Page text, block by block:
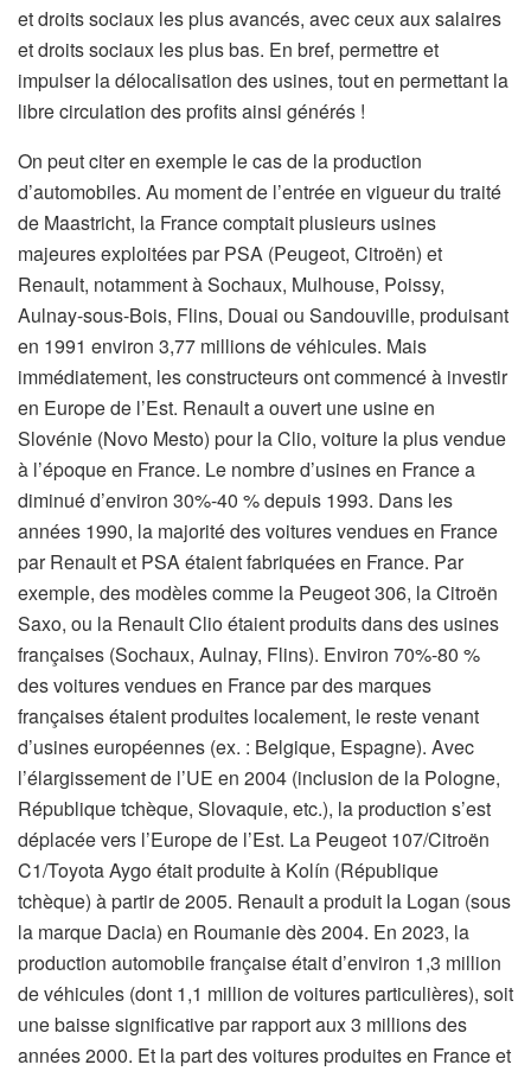
et droits sociaux les plus avancés, avec ceux aux salaires
et droits sociaux les plus bas. En bref, permettre et
impulser la délocalisation des usines, tout en permettant la
libre circulation des profits ainsi générés !
On peut citer en exemple le cas de la production
d’automobiles. Au moment de l’entrée en vigueur du traité
de Maastricht, la France comptait plusieurs usines
majeures exploitées par PSA (Peugeot, Citroën) et
Renault, notamment à Sochaux, Mulhouse, Poissy,
Aulnay-sous-Bois, Flins, Douai ou Sandouville, produisant
en 1991 environ 3,77 millions de véhicules. Mais
immédiatement, les constructeurs ont commencé à investir
en Europe de l’Est. Renault a ouvert une usine en
Slovénie (Novo Mesto) pour la Clio, voiture la plus vendue
à l’époque en France. Le nombre d’usines en France a
diminué d’environ 30%-40 % depuis 1993. Dans les
années 1990, la majorité des voitures vendues en France
par Renault et PSA étaient fabriquées en France. Par
exemple, des modèles comme la Peugeot 306, la Citroën
Saxo, ou la Renault Clio étaient produits dans des usines
françaises (Sochaux, Aulnay, Flins). Environ 70%-80 %
des voitures vendues en France par des marques
françaises étaient produites localement, le reste venant
d’usines européennes (ex. : Belgique, Espagne). Avec
l’élargissement de l’UE en 2004 (inclusion de la Pologne,
République tchèque, Slovaquie, etc.), la production s’est
déplacée vers l’Europe de l’Est. La Peugeot 107/Citroën
C1/Toyota Aygo était produite à Kolín (République
tchèque) à partir de 2005. Renault a produit la Logan (sous
la marque Dacia) en Roumanie dès 2004. En 2023, la
production automobile française était d’environ 1,3 million
de véhicules (dont 1,1 million de voitures particulières), soit
une baisse significative par rapport aux 3 millions des
années 2000. Et la part des voitures produites en France et